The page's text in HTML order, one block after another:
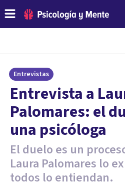
Entrevistas
Entrevista a
Palomares: el
una psicóloga
El duelo es un
Laura Palomares lo
todos lo entiendan.